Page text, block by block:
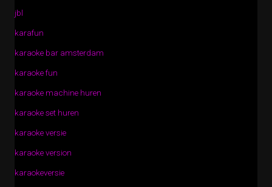
jbl
karafun
karaoke bar amsterdam
karaoke fun
karaoke machine huren
karaoke set huren
karaoke versie
karaoke version
karaokeversie